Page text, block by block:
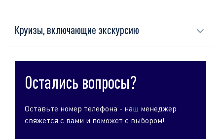
Круизы, включающие экскурсию
Остались вопросы?
Оставьте номер телефона - наш менеджер
свяжется с вами и поможет с выбором!